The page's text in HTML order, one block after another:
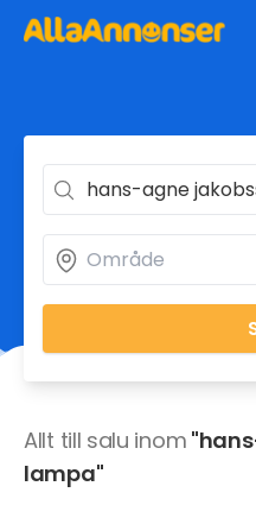
Allt till salu inom
lampa"